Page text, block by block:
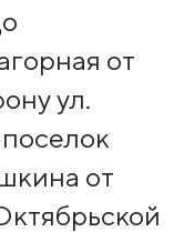
от
ул.
от